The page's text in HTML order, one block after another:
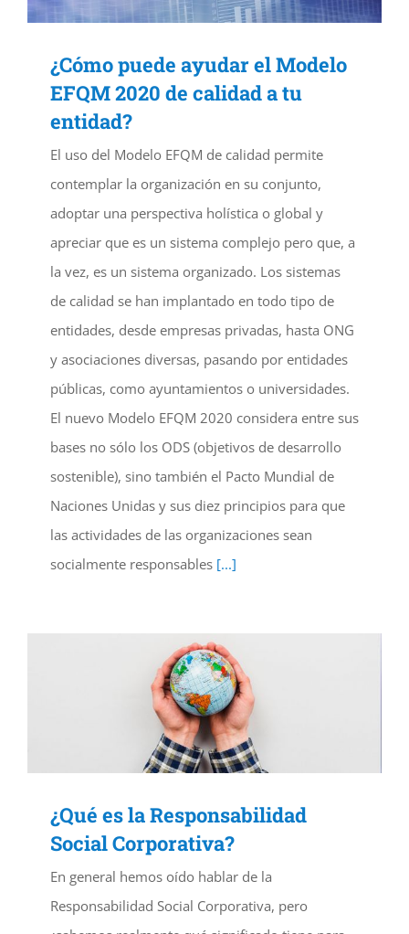
¿Cómo puede ayudar el Modelo
EFQM 2020 de calidad a tu
entidad?
El uso del Modelo EFQM de calidad permite
contemplar la organización en su conjunto,
adoptar una perspectiva holística o global y
apreciar que es un sistema complejo pero que, a
la vez, es un sistema organizado. Los sistemas
de calidad se han implantado en todo tipo de
entidades, desde empresas privadas, hasta ONG
y asociaciones diversas, pasando por entidades
públicas, como ayuntamientos o universidades.
El nuevo Modelo EFQM 2020 considera entre sus
bases no sólo los ODS (objetivos de desarrollo
sostenible), sino también el Pacto Mundial de
Naciones Unidas y sus diez principios para que
las actividades de las organizaciones sean
socialmente responsables [...]
¿Qué es la Responsabilidad
Social Corporativa?
En general hemos oído hablar de la
Responsabilidad Social Corporativa, pero